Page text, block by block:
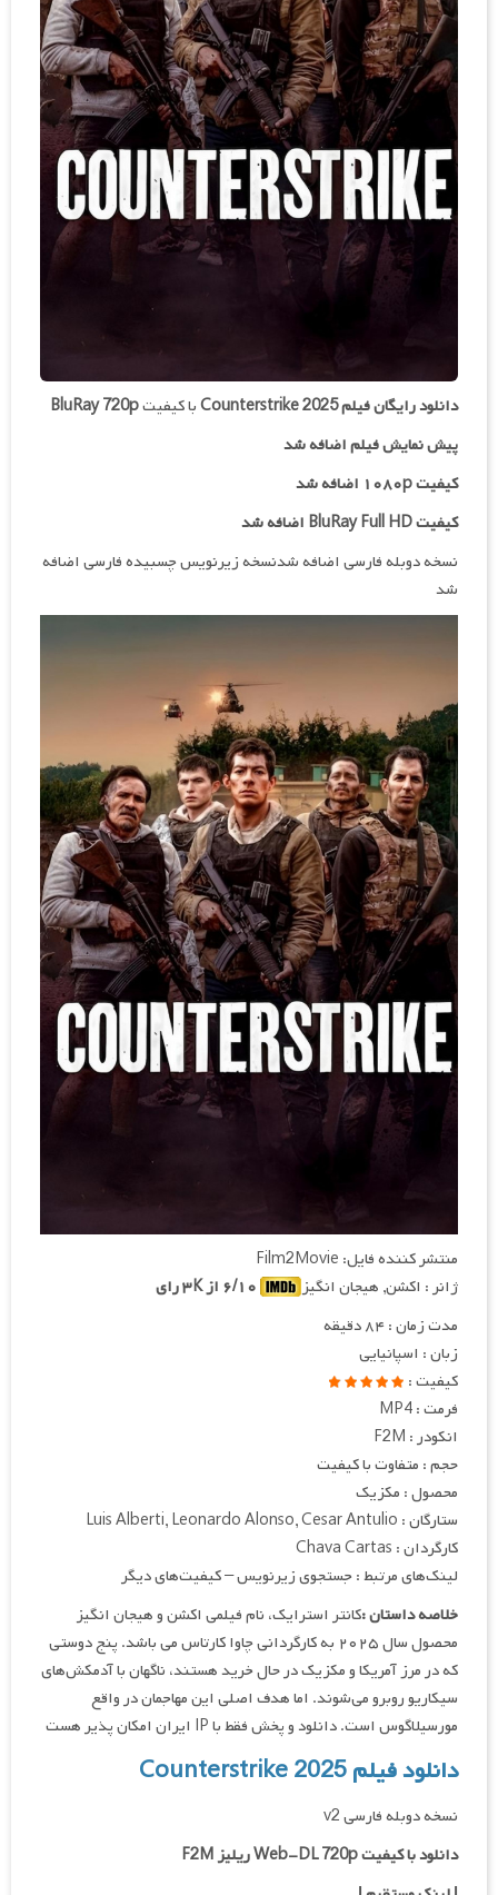
دانلود رایگان فیلمCounterstrike 2025با کیفیتBluRay 720p
پیش نمایش فیلم اضافه شد
کیفیت ۱۰۸۰p اضافه شد
کیفیت BluRay Full HD اضافه شد
نسخه دوبله فارسی اضافه شدنسخه زیرنویس چسبیده فارسی اضافه
شد
منتشر کننده فایل: Film2Movie
ژانر : اکشن, هیجان انگیز
مدت زمان : ۸۴ دقیقه
زبان : اسپانیایی
کیفیت :
فرمت : MP4
انکودر : F2M
حجم : متفاوت با کیفیت
محصول : مکزیک
ستارگان : Luis Alberti, Leonardo Alonso, Cesar Antulio
کارگردان : Chava Cartas
لینک‌های مرتبط : جستجوی زیرنویس – کیفیت‌های دیگر
خلاصه داستان :کانتر استرایک، نام فیلمی اکشن و هیجان انگیز
محصول سال ۲۰۲۵ به کارگردانی چاوا کارتاس می باشد. پنج دوستی
که در مرز آمریکا و مکزیک در حال خرید هستند، ناگهان با آدمکش‌های
سیکاریو روبرو می‌شوند. اما هدف اصلی این مهاجمان در واقع
مورسیلاگوس است. دانلود و پخش فقط با IP ایران امکان پذیر هست
دانلود فیلم Counterstrike 2025
نسخه دوبله فارسی v2
دانلود با کیفیت Web-DL 720p ریلیز F2M